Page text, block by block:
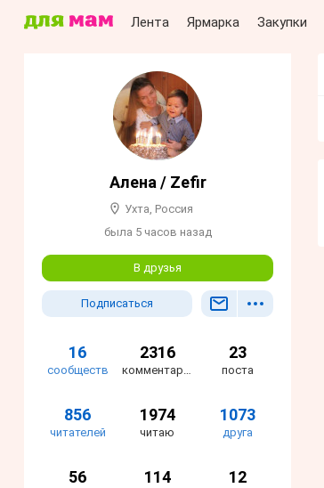
Лента Ярмарка Закупки
Алена / Zefir
Ухта, Россия
была 5 часов назад
В друзья
Подписаться
16
сообществ
2316
комментариев
23
поста
856
читателей
1974
читаю
1073
друга
56 114 12